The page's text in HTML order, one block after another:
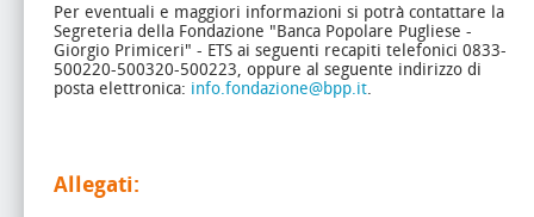
Per eventuali e maggiori informazioni si potrà contattare la
Segreteria della Fondazione "Banca Popolare Pugliese -
Giorgio Primiceri" - ETS ai seguenti recapiti telefonici 0833-
500220-500320-500223, oppure al seguente indirizzo di
posta elettronica: info.fondazione@bpp.it.
Allegati: